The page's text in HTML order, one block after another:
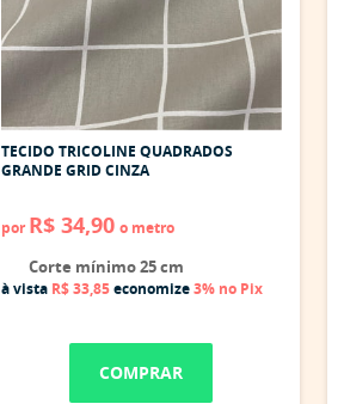
TECIDO TRICOLINE QUADRADOS
GRANDE GRID CINZA
por R$ 34,90 o metro
Corte mínimo 25 cm
à vista R$ 33,85economize3% no Pix
COMPRAR